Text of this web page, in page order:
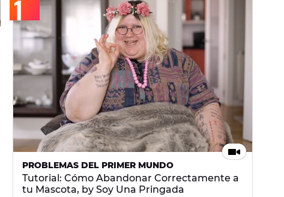
PROBLEMAS DEL PRIMER MUNDO
Tutorial: Cómo Abandonar Correctamente a
tu Mascota, by Soy Una Pringada